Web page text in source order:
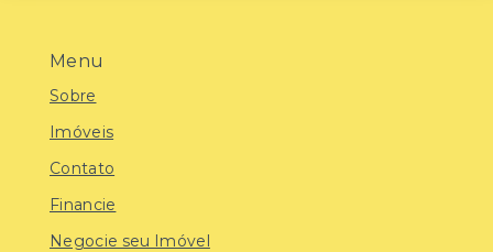
Menu
Sobre
Imóveis
Contato
Financie
Negocie seu Imóvel